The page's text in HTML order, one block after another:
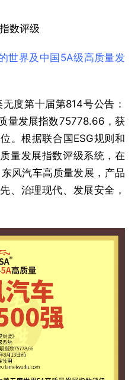
数评级
世界及中国5A级高质量发
度第十届第814号公告：
量发展指数75778.66，获
。根据联合国ESG规则和
量发展指数评级系统，在
风汽车高质量发展，产品
、治理现代、发展安全，